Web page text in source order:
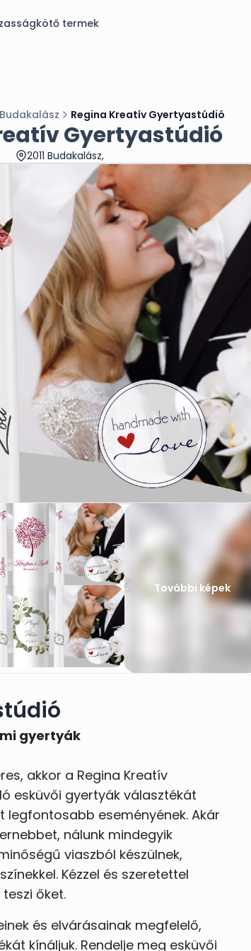
termek
Budakalász Regina Kreatív Gyertyastúdió
Gyertyastúdió
2011 Budakalász,
További képek
gyertyák
akkor a Regina Kreatív
esküvői gyertyák választékát
legfontosabb eseményének. Akár
nálunk mindegyik
viaszból készülnek,
Kézzel és szeretettel
őket.
és elvárásainak megfelelő,
kínáljuk. Rendelje meg esküvői